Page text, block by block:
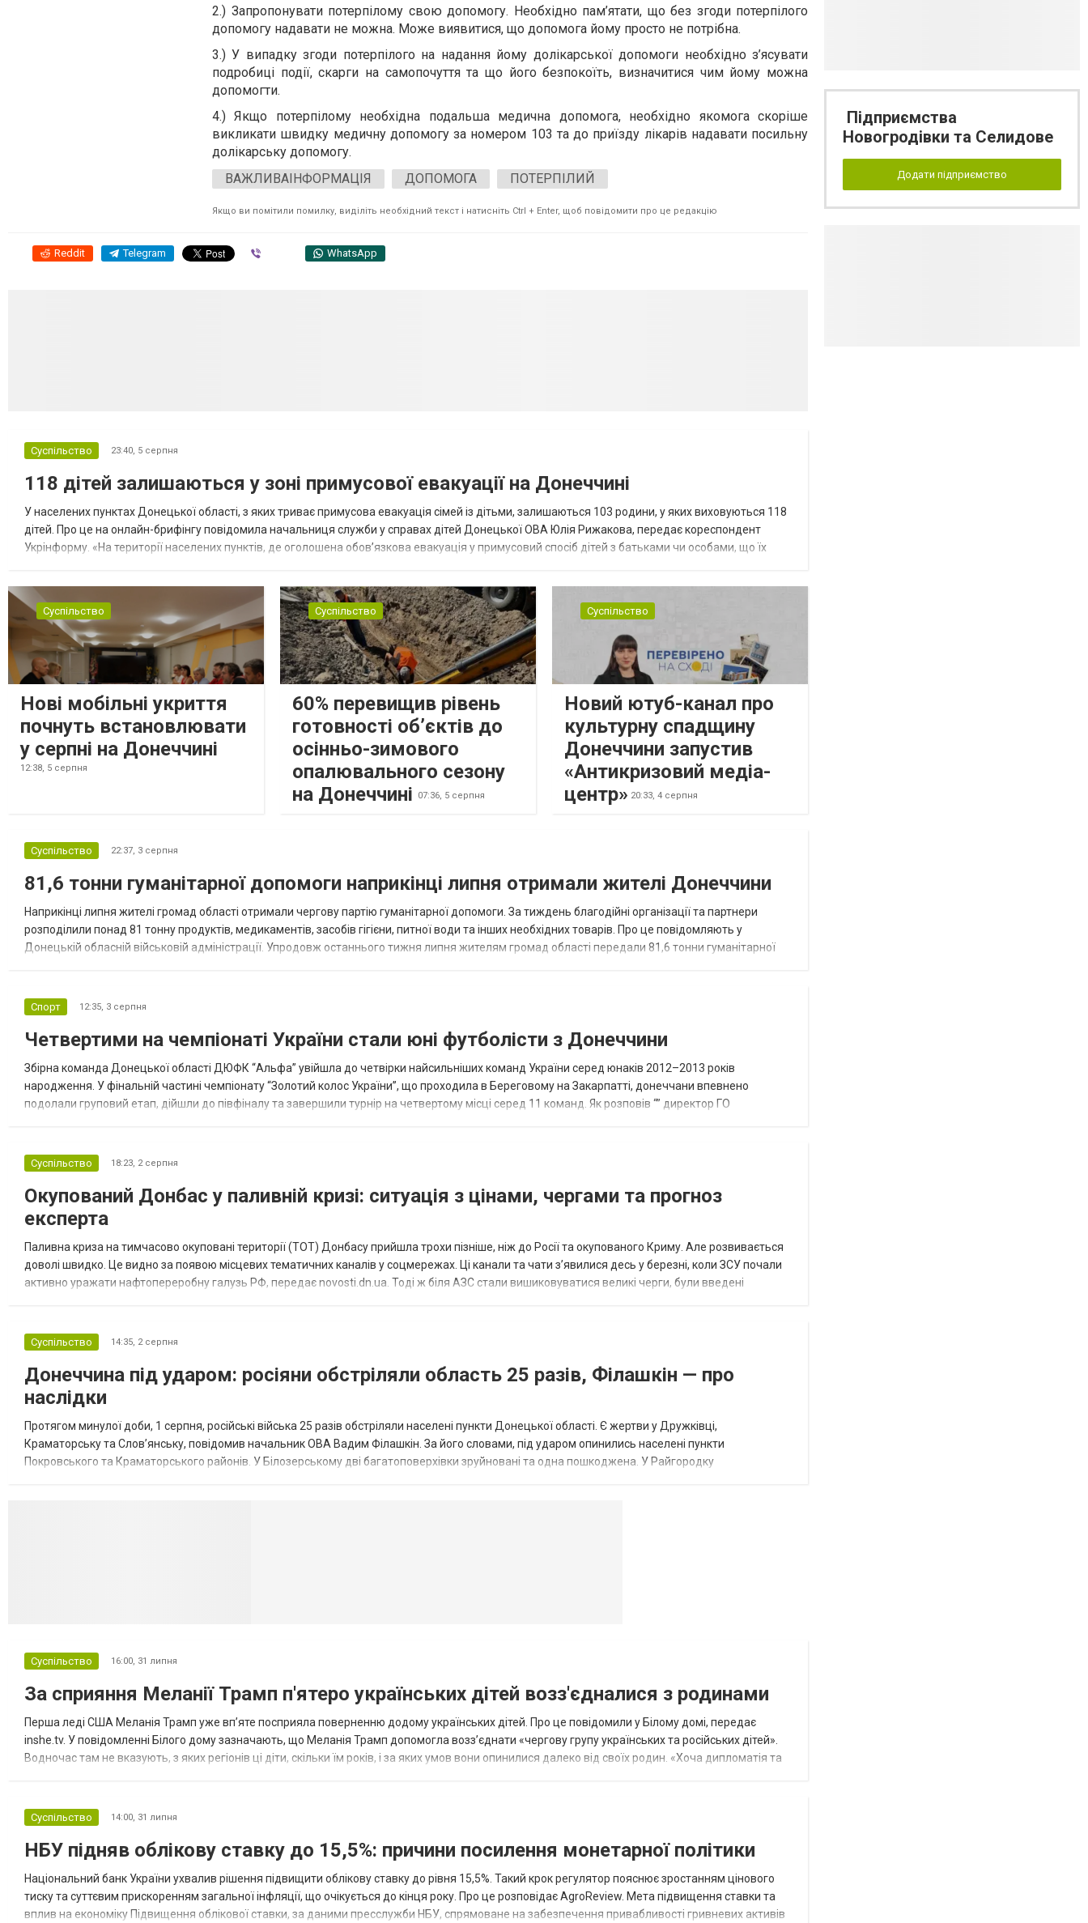
2.) Запропонувати потерпілому свою допомогу. Необхідно пам’ятати, що без згоди потерпілого
допомогу надавати не можна. Може виявитися, що допомога йому просто не потрібна.
3.) У випадку згоди потерпілого на надання йому долікарської допомоги необхідно з’ясувати
подробиці події, скарги на самопочуття та що його безпокоїть, визначитися чим йому можна
допомогти.
4.) Якщо потерпілому необхідна подальша медична допомога, необхідно якомога скоріше
викликати швидку медичну допомогу за номером 103 та до приїзду лікарів надавати посильну
долікарську допомогу.
ВАЖЛИВАІНФОРМАЦІЯ
ДОПОМОГА ПОТЕРПІЛИЙ
Якщо ви помітили помилку, виділіть необхідний текст і натисніть Ctrl + Enter, щоб повідомити про це редакцію
Reddit Telegram WhatsApp
Суспільство 23:40, 5 серпня
118 дітей залишаються у зоні примусової евакуації на Донеччині
У населених пунктах Донецької області, з яких триває примусова евакуація сімей із дітьми, залишаються 103 родини, у яких виховуються 118
дітей. Про це на онлайн-брифінгу повідомила начальниця служби у справах дітей Донецької ОВА Юлія Рижакова, передає кореспондент
Укрінформу. «На території населених пунктів, де оголошена обов’язкова евакуація у примусовий спосіб дітей з батьками чи особами, що їх
Суспільство
Нові мобільні укриття
почнуть встановлювати
у серпні на Донеччині
12:38, 5 серпня
Суспільство
60% перевищив рівень
готовності об’єктів до
осінньо-зимового
опалювального сезону
на Донеччині
07:36, 5 серпня
Суспільство
Новий ютуб-канал про
культурну спадщину
Донеччини запустив
«Антикризовий медіа-
центр» 20:33, 4 серпня
Суспільство 22:37, 3 серпня
81,6 тонни гуманітарної допомоги наприкінці липня отримали жителі Донеччини
Наприкінці липня жителі громад області отримали чергову партію гуманітарної допомоги. За тиждень благодійні організації та партнери
розподілили понад 81 тонну продуктів, медикаментів, засобів гігієни, питної води та інших необхідних товарів. Про це повідомляють у
Донецькій обласній військовій адміністрації. Упродовж останнього тижня липня жителям громад області передали 81,6 тонни гуманітарної
Спорт 12:35, 3 серпня
Четвертими на чемпіонаті України стали юні футболісти з Донеччини
Збірна команда Донецької області ДЮФК “Альфа” увійшла до четвірки найсильніших команд України серед юнаків 2012–2013 років
народження. У фінальній частині чемпіонату “Золотий колос України”, що проходила в Береговому на Закарпатті, донеччани впевнено
подолали груповий етап, дійшли до півфіналу та завершили турнір на четвертому місці серед 11 команд. Як розповів “” директор ГО
Суспільство 18:23, 2 серпня
Окупований Донбас у паливній кризі: ситуація з цінами, чергами та прогноз
експерта
Паливна криза на тимчасово окуповані території (ТОТ) Донбасу прийшла трохи пізніше, ніж до Росії та окупованого Криму. Але розвивається
доволі швидко. Це видно за появою місцевих тематичних каналів у соцмережах. Ці канали та чати з’явилися десь у березні, коли ЗСУ почали
активно уражати нафтопереробну галузь РФ, передає novosti.dn.ua. Тоді ж біля АЗС стали вишиковуватися великі черги, були введені
Суспільство 14:35, 2 серпня
Донеччина під ударом: росіяни обстріляли область 25 разів, Філашкін — про
наслідки
Протягом минулої доби, 1 серпня, російські війська 25 разів обстріляли населені пункти Донецької області. Є жертви у Дружківці,
Краматорську та Слов’янську, повідомив начальник ОВА Вадим Філашкін. За його словами, під ударом опинились населені пункти
Покровського та Краматорського районів. У Білозерському дві багатоповерхівки зруйновані та одна пошкоджена. У Райгородку
Суспільство 16:00, 31 липня
За сприяння Меланії Трамп п'ятеро українських дітей возз'єдналися з родинами
Перша леді США Меланія Трамп уже впʼяте посприяла поверненню додому українських дітей. Про це повідомили у Білому домі, передає
inshe.tv. У повідомленні Білого дому зазначають, що Меланія Трамп допомогла возз’єднати «чергову групу українських та російських дітей».
Водночас там не вказують, з яких регіонів ці діти, скільки їм років, і за яких умов вони опинилися далеко від своїх родин. «Хоча дипломатія та
Суспільство 14:00, 31 липня
НБУ підняв облікову ставку до 15,5%: причини посилення монетарної політики
Національний банк України ухвалив рішення підвищити облікову ставку до рівня 15,5%. Такий крок регулятор пояснює зростанням цінового
тиску та суттєвим прискоренням загальної інфляції, що очікується до кінця року. Про це розповідає AgroReview. Мета підвищення ставки та
вплив на економіку Підвищення облікової ставки, за даними пресслужби НБУ, спрямоване на забезпечення привабливості гривневих активів
Підприємства
Новогродівки та Селидове
Додати підприємство